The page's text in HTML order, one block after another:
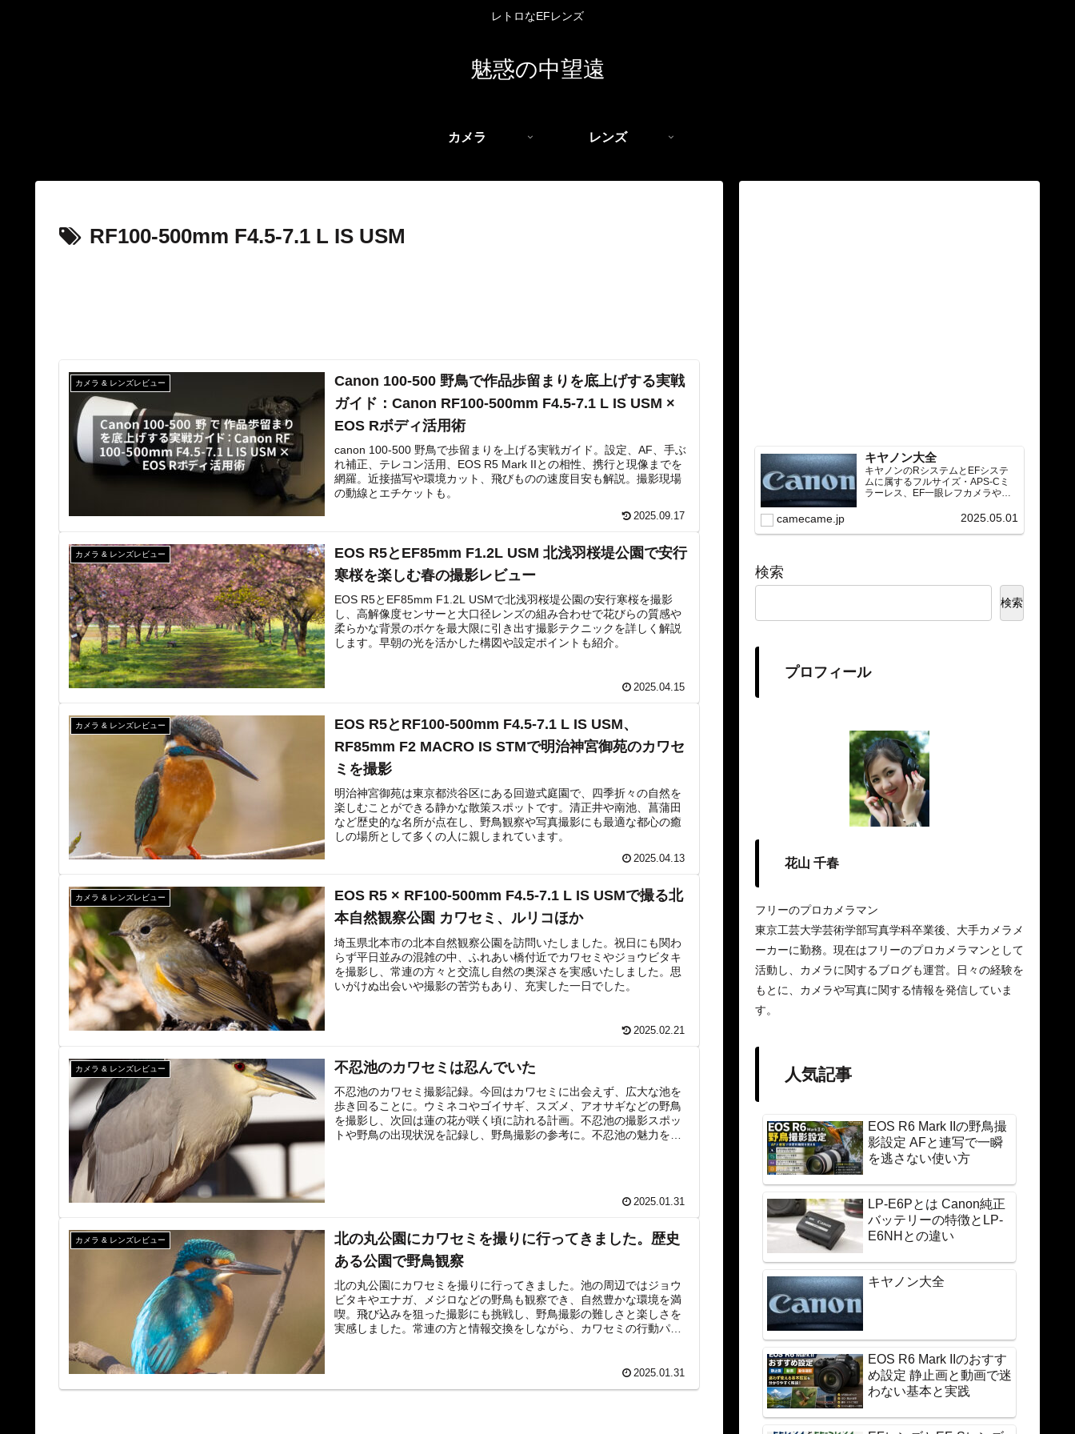
レトロなEFレンズ
魅惑の中望遠
カメラ レンズ
RF100-500mm F4.5-7.1 L IS USM
カメラ & レンズレビュー
Canon 100-500 野鳥で作品歩留まりを底上げする実戦
ガイド：Canon RF100-500mm F4.5-7.1 L IS USM ×
EOS Rボディ活用術
canon 100-500 野鳥で歩留まりを上げる実戦ガイド。設定、AF、手ぶ
れ補正、テレコン活用、EOS R5 Mark IIとの相性、携行と現像までを
網羅。近接描写や環境カット、飛びものの速度目安も解説。撮影現場
の動線とエチケットも。
2025.09.17
カメラ & レンズレビュー
EOS R5とEF85mm F1.2L USM 北浅羽桜堤公園で安行
寒桜を楽しむ春の撮影レビュー
EOS R5とEF85mm F1.2L USMで北浅羽桜堤公園の安行寒桜を撮影
し、高解像度センサーと大口径レンズの組み合わせで花びらの質感や
柔らかな背景のボケを最大限に引き出す撮影テクニックを詳しく解説
します。早朝の光を活かした構図や設定ポイントも紹介。
2025.04.15
カメラ & レンズレビュー
EOS R5とRF100-500mm F4.5-7.1 L IS USM、
RF85mm F2 MACRO IS STMで明治神宮御苑のカワセ
ミを撮影
明治神宮御苑は東京都渋谷区にある回遊式庭園で、四季折々の自然を
楽しむことができる静かな散策スポットです。清正井や南池、菖蒲田
など歴史的な名所が点在し、野鳥観察や写真撮影にも最適な都心の癒
しの場所として多くの人に親しまれています。
2025.04.13
カメラ & レンズレビュー
EOS R5 × RF100-500mm F4.5-7.1 L IS USMで撮る北
本自然観察公園 カワセミ、ルリコほか
埼玉県北本市の北本自然観察公園を訪問いたしました。祝日にも関わ
らず平日並みの混雑の中、ふれあい橋付近でカワセミやジョウビタキ
を撮影し、常連の方々と交流し自然の奥深さを実感いたしました。思
いがけぬ出会いや撮影の苦労もあり、充実した一日でした。
2025.02.21
カメラ & レンズレビュー 不忍池のカワセミは忍んでいた
不忍池のカワセミ撮影記録。今回はカワセミに出会えず、広大な池を
歩き回ることに。ウミネコやゴイサギ、スズメ、アオサギなどの野鳥
を撮影し、次回は蓮の花が咲く頃に訪れる計画。不忍池の撮影スポッ
トや野鳥の出現状況を記録し、野鳥撮影の参考に。不忍池の魅力を紹
2025.01.31
カメラ & レンズレビュー
北の丸公園にカワセミを撮りに行ってきました。歴史
ある公園で野鳥観察
北の丸公園にカワセミを撮りに行ってきました。池の周辺ではジョウ
ビタキやエナガ、メジロなどの野鳥も観察でき、自然豊かな環境を満
喫。飛び込みを狙った撮影にも挑戦し、野鳥撮影の難しさと楽しさを
実感しました。常連の方と情報交換をしながら、カワセミの行動パタ
2025.01.31
キヤノン大全
キヤノンのRシステムとEFシステ
ムに属するフルサイズ・APS-Cミ
ラーレス、EF一眼レフカメラや
望遠）をカテゴリ別に網羅し、効
種の内部リンク設計で回遊性向上
camecame.jp 2025.05.01
検索
検索
プロフィール
花山 千春
フリーのプロカメラマン
東京工芸大学芸術学部写真学科卒業後、大手カメラメ
ーカーに勤務。現在はフリーのプロカメラマンとして
活動し、カメラに関するブログも運営。日々の経験を
もとに、カメラや写真に関する情報を発信していま
す。
人気記事
EOS R6 Mark IIの野鳥撮
影設定 AFと連写で一瞬
を逃さない使い方
LP-E6Pとは Canon純正
バッテリーの特徴とLP-
E6NHとの違い
キヤノン大全
EOS R6 Mark IIのおすす
め設定 静止画と動画で迷
わない基本と実践